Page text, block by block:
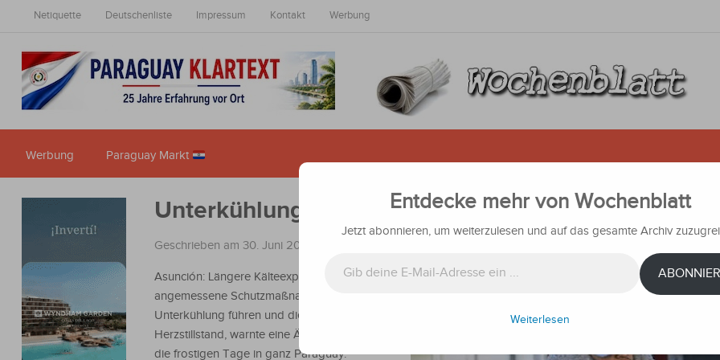
Netiquette Deutschenliste Impressum Kontakt Werbung
Werbung Paraguay Markt
Unterkühlung kann einen Herzstillstand verursachen
Geschrieben am 30. Juni 2021
Asunción: Längere Kälteexposition ohne
angemessene Schutzmaßnahmen könnten zu
Unterkühlung führen und dies wiederum zu
Herzstillstand, warnte eine Ärztin in Bezug auf
die frostigen Tage in ganz Paraguay.
Entdecke mehr von Wochenblatt
Jetzt abonnieren, um weiterzulesen und auf das gesamte Archiv
Weiterlesen